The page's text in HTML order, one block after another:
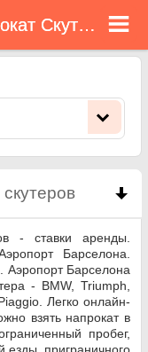
в Аэропорт Барселона. Прокат
нового скутера - BMW, Triumph, Vespa,
езды, приграничного аренды.
Аэропорт Барселона Прокат Скутеров
click to
- ставки аренды.
Барселона.
Аэропорт Барселона
- BMW, Triumph,
Легко онлайн-
взять напрокат в
пробег,
езды, приграничного